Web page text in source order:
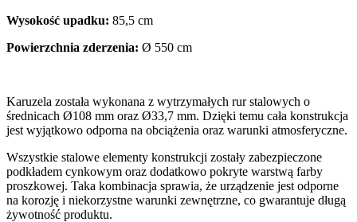
Wysokość upadku: 85,5 cm
Powierzchnia zderzenia: Ø 550 cm
Karuzela została wykonana z wytrzymałych rur stalowych o
średnicach Ø108 mm oraz Ø33,7 mm. Dzięki temu cała konstrukcja
jest wyjątkowo odporna na obciążenia oraz warunki atmosferyczne.
Wszystkie stalowe elementy konstrukcji zostały zabezpieczone
podkładem cynkowym oraz dodatkowo pokryte warstwą farby
proszkowej. Taka kombinacja sprawia, że urządzenie jest odporne
na korozję i niekorzystne warunki zewnętrzne, co gwarantuje długą
żywotność produktu.